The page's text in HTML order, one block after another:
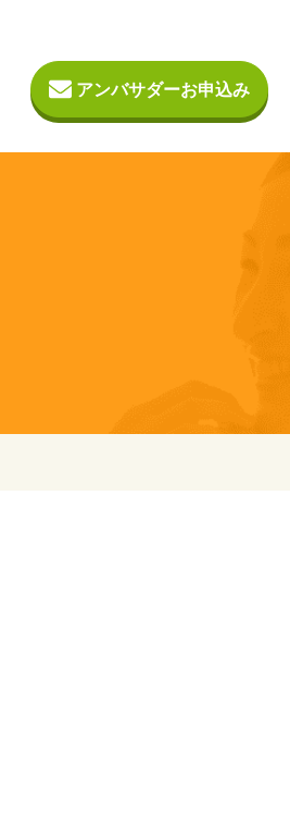
アンバサダーお申込み